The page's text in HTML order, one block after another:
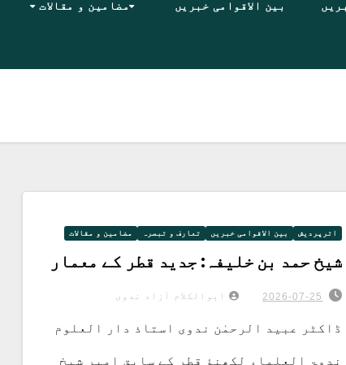
بین الاقوامی خبریں مضامین و مقالات
اترپردیش بین الاقوامی خبریں تعارف و تبصرہ مضامین و مقالات
شیخ حمد بن خلیفہ: جدید قطر کے معمار
2026-07-25 ابوالکلام آزاد ندوی
ڈاکٹر عبید الرحمٰن ندوی استاذ دار العلوم
ندوۃ العلماء لکھنؤ قطر کے سابق امیر شیخ